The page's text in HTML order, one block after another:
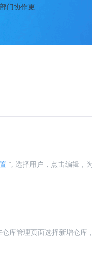
门协作更
”, 选择用户，点击编辑，
仓库管理页面选择新增仓库